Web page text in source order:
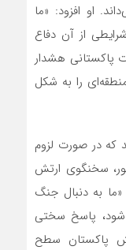
او افزود: «ما
از آن دفاع
پاکستانی هشدار
را به شکل
که در صورت لزوم
سخنگوی ارتش
«ما به دنبال جنگ
شود، پاسخ سختی
پاکستان سطح